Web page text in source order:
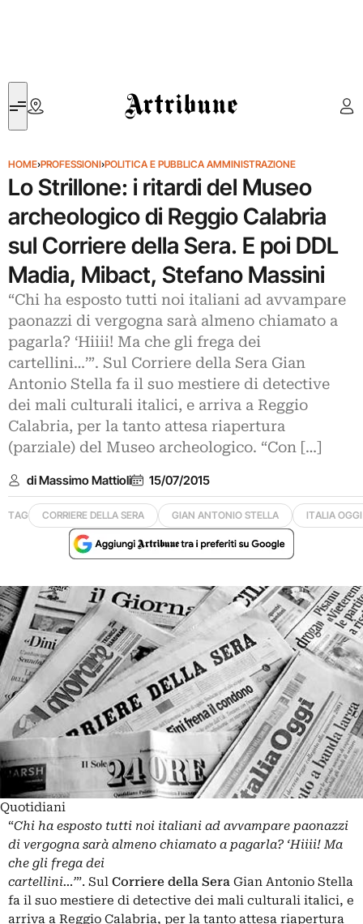
Artribune
HOME›PROFESSIONI›POLITICA E PUBBLICA AMMINISTRAZIONE
Lo Strillone: i ritardi del Museo
archeologico di Reggio Calabria
sul Corriere della Sera. E poi DDL
Madia, Mibact, Stefano Massini
“Chi ha esposto tutti noi italiani ad avvampare
paonazzi di vergogna sarà almeno chiamato a
pagarla? ‘Hiiii! Ma che gli frega dei
cartellini…’”. Sul Corriere della Sera Gian
Antonio Stella fa il suo mestiere di detective
dei mali culturali italici, e arriva a Reggio
Calabria, per la tanto attesa riapertura
(parziale) del Museo archeologico. “Con […]
di Massimo Mattioli 15/07/2015
TAG CORRIERE DELLA SERA GIAN ANTONIO STELLA ITALIA OGGI
Quotidiani
“Chi ha esposto tutti noi italiani ad avvampare paonazzi
di vergogna sarà almeno chiamato a pagarla? ‘Hiiii! Ma
che gli frega dei
cartellini…’”. Sul Corriere della Sera Gian Antonio Stella
fa il suo mestiere di detective dei mali culturali italici, e
arriva a Reggio Calabria, per la tanto attesa riapertura